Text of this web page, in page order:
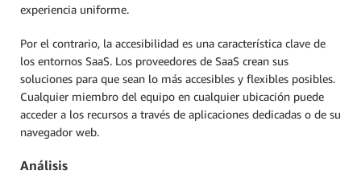
experiencia uniforme.
Por el contrario, la accesibilidad es una característica clave de
los entornos SaaS. Los proveedores de SaaS crean sus
soluciones para que sean lo más accesibles y flexibles posibles.
Cualquier miembro del equipo en cualquier ubicación puede
acceder a los recursos a través de aplicaciones dedicadas o de su
navegador web.
Análisis